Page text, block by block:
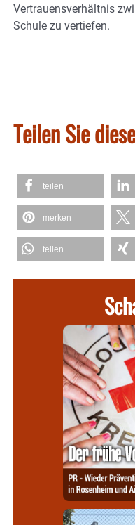
Vertrauensverhältnis
Schule zu vertiefen.
Teilen Sie
teilen
merken
teilen